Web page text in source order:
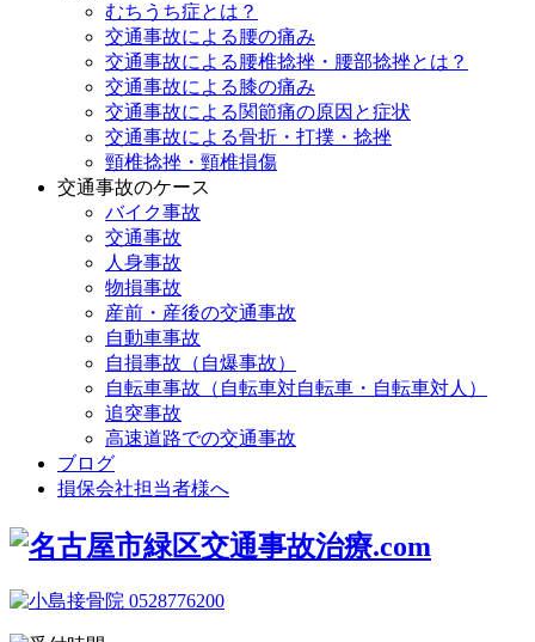
むちうち症とは？
交通事故による腰の痛み
交通事故による腰椎捻挫・腰部捻挫とは？
交通事故による膝の痛み
交通事故による関節痛の原因と症状
交通事故による骨折・打撲・捻挫
頸椎捻挫・頸椎損傷
交通事故のケース
バイク事故
交通事故
人身事故
物損事故
産前・産後の交通事故
自動車事故
自損事故（自爆事故）
自転車事故（自転車対自転車・自転車対人）
追突事故
高速道路での交通事故
ブログ
損保会社担当者様へ